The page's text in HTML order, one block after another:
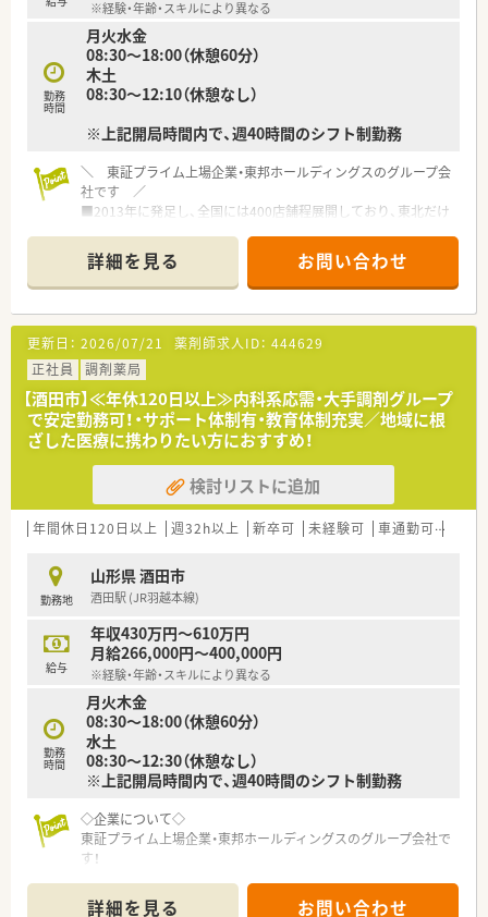
※経験・年齢・スキルにより異なる
勤務
時間
月火水金
08:30～18:00（休憩60分）
木土
08:30～12:10（休憩なし）
※上記開局時間内で、週40時間のシフト制勤務
＼ 東証プライム上場企業・東邦ホールディングスのグループ会
社です ／
■2013年に発足し、全国には400店舗程展開しており、東北だけ
■「全ては健康を願う人々のために」をモットーに、地域の皆さ
まに信頼されるかかりつけ薬局を目指しています。
＼ 薬局について ／
循環器科・内科に隣接しているため、メインに応需しています。
在宅にも積極的に取り組んでおり、地域医療への貢献するという
ことを実感できる環境です。
1日あたり40枚ほど応需しており、無理なく働けます。
酒田駅が最寄りであり、徒歩でも10分ほどの立地にあり、お車で
の通勤も可能なためお好きな通勤手段で通えます。
薬局の目の前には木を植えており、春先には紫色の綺麗な花が咲
き、ご利用いただく方々に心地よい環境作りをしております♪
＼ こんな魅力があります！ ／
フォローアップ研修・エキスパート研修・薬局長研修・管理者研修
などスキルに合わせた研修制度をご用意。
また、e-learningを導入しており、こちらは会社で費用補助をし
ています。
その他、学会発表にも積極的に参加しており、日々の取り組みか
ら奨励し、調剤過誤防止については全社共有しています。
☆福利厚生面☆
産前・産後・育児休暇は100%取得可能で、時短勤務で働く社員も
多数いる環境です。
また、転居を伴う異動はなく、キャリアやライフプランの希望に
応じて、長く安心して働ける環境作りをしております。
＼ こんな方を歓迎します！ ／
■ライフスタイルに応じた働き方ができる環境で就業したい方
ています！
詳細を見る お問い合わせ
更新日： 2026/07/21 薬剤師求人ID： 444629
正社員
調剤薬局
【酒田市】≪年休120日以上≫内科系応需・大手調剤グループ
で安定勤務可！・サポート体制有・教育体制充実／地域に根
ざした医療に携わりたい方におすすめ！
検討リストに追加
年間休日120日以上 週32h以上 新卒可 未経験可 車通勤可
勤務地
山形県 酒田市
酒田駅 (JR羽越本線)
給与
年収430万円～610万円
月給266,000円～400,000円
※経験・年齢・スキルにより異なる
勤務
時間
月火木金
08:30～18:00（休憩60分）
水土
08:30～12:30（休憩なし）
※上記開局時間内で、週40時間のシフト制勤務
◇企業について◇
東証プライム上場企業・東邦ホールディングスのグループ会社で
す！
も40店舗以上ございます。
詳細を見る お問い合わせ